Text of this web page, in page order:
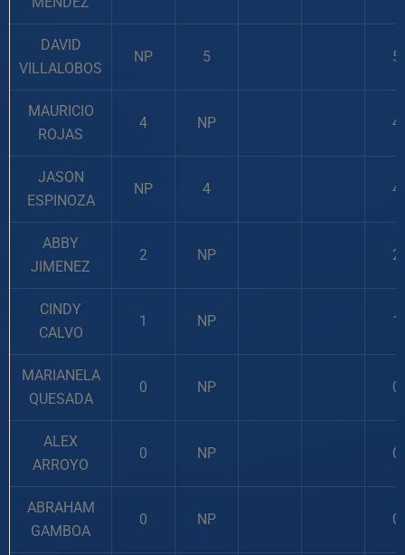
DAVID
VILLALOBOS
NP 5 5
MAURICIO
ROJAS
4 NP 4
JASON
ESPINOZA
NP 4 4
ABBY
JIMENEZ
2 NP 2
CINDY
CALVO
1 NP 1
MARIANELA
QUESADA
0 NP 0
ALEX
ARROYO
0 NP 0
ABRAHAM
GAMBOA
0 NP 0